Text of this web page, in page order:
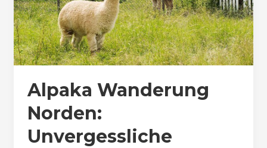
Alpaka Wanderung
Norden:
Unvergessliche